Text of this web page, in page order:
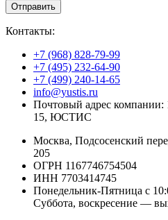
Отправить
Контакты:
+7 (968) 828-79-99
+7 (495) 232-64-90
+7 (499) 240-14-65
info@yustis.ru
Почтовый адрес компании:
15, ЮСТИС
Москва, Подсосенский
205
ОГРН 1167746754504
ИНН 7703414745
Понедельник-Пятница с
Суббота, воскресение —